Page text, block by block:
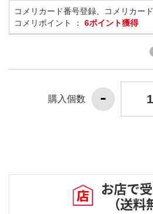
コメリカード番号登録、コメリカー
コメリポイント ： 6ポイント獲得
購入個数
お店で
（送料